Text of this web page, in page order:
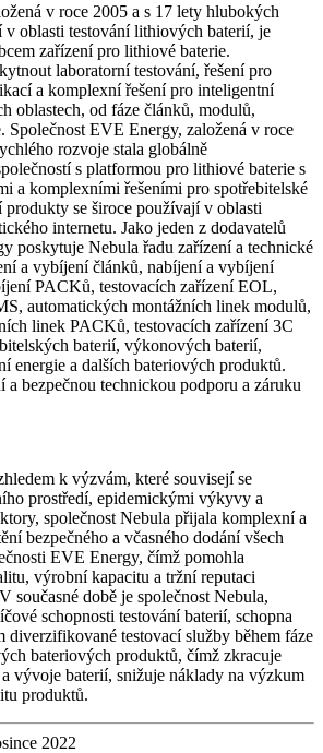
v roce 2005 a s 17 lety hlubokých
v oblasti testování lithiových baterií, je
zařízení pro lithiové baterie.
laboratorní testování, řešení pro
a komplexní řešení pro inteligentní
oblastech, od fáze článků, modulů,
Společnost EVE Energy, založená v roce
rozvoje stala globálně
s platformou pro lithiové baterie s
a komplexními řešeními pro spotřebitelské
se široce používají v oblasti
internetu. Jako jeden z dodavatelů
poskytuje Nebula řadu zařízení a technické
a vybíjení článků, nabíjení a vybíjení
PACKů, testovacích zařízení EOL,
automatických montážních linek modulů,
linek PACKů, testovacích zařízení 3C
baterií, výkonových baterií,
energie a dalších bateriových produktů.
bezpečnou technickou podporu a záruku
k výzvám, které souvisejí se
prostředí, epidemickými výkyvy a
společnost Nebula přijala komplexní a
bezpečného a včasného dodání všech
EVE Energy, čímž pomohla
výrobní kapacitu a tržní reputaci
současné době je společnost Nebula,
schopnosti testování baterií, schopna
diverzifikované testovací služby během fáze
bateriových produktů, čímž zkracuje
vývoje baterií, snižuje náklady na výzkum
produktů.
2022